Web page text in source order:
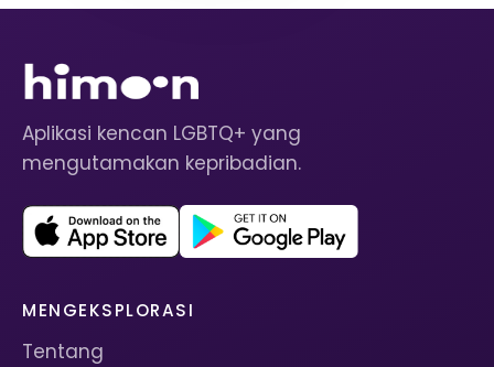
Aplikasi kencan LGBTQ+ yang
mengutamakan kepribadian.
MENGEKSPLORASI
Tentang